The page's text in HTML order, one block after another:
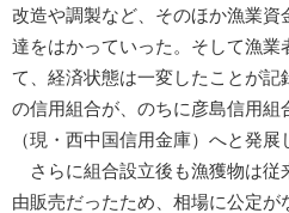
改造や調製など、そのほか漁業資
達をはかっていった。そして漁業
て、経済状態は一変したことが記
の信用組合が、のちに彦島信用組
（現・西中国信用金庫）へと発展
さらに組合設立後も漁獲物は従
由販売だったため、相場に公定が